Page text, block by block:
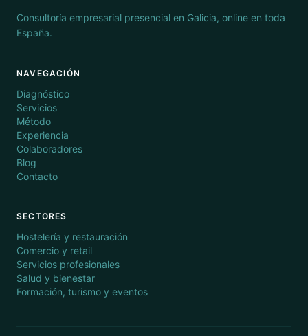
Consultoría empresarial presencial en Galicia, online en toda
España.
NAVEGACIÓN
Diagnóstico
Servicios
Método
Experiencia
Colaboradores
Blog
Contacto
SECTORES
Hostelería y restauración
Comercio y retail
Servicios profesionales
Salud y bienestar
Formación, turismo y eventos